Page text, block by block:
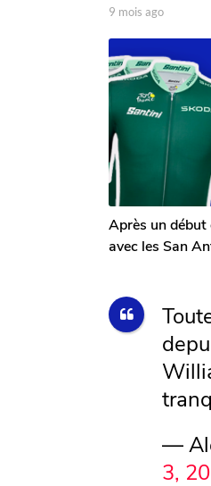
o
m
o
i
s
a
g
o
p
r
T
o
m
G
a
l
e
r
o
n
9 mois ago
i
s
a
o
Après un
avec les San
—
3,